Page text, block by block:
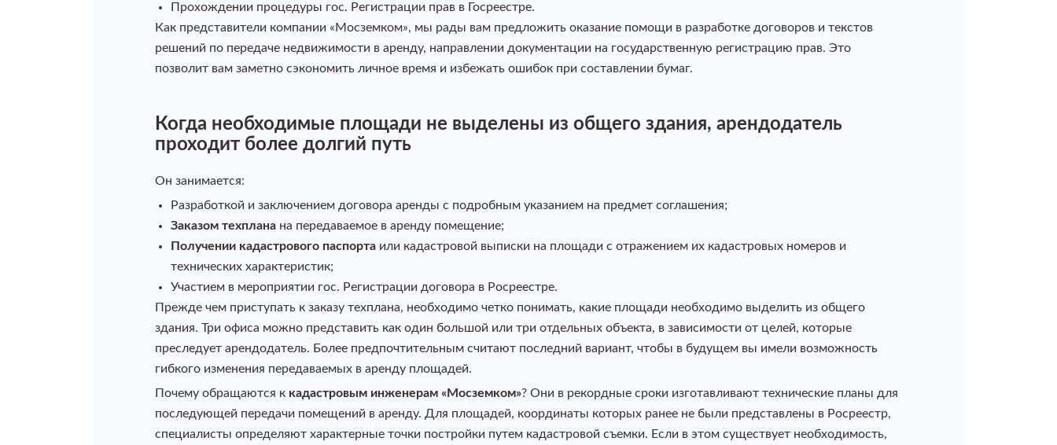
Прохождении процедуры гос. Регистрации прав в Госреестре.
Как представители компании «Мосземком», мы рады вам предложить оказание помощи в разработке договоров и текстов
решений по передаче недвижимости в аренду, направлении документации на государственную регистрацию прав. Это
позволит вам заметно сэкономить личное время и избежать ошибок при составлении бумаг.
Когда необходимые площади не выделены из общего здания, арендодатель
проходит более долгий путь
Он занимается:
Разработкой и заключением договора аренды с подробным указанием на предмет соглашения;
Заказом техплана на передаваемое в аренду помещение;
Получении кадастрового паспорта или кадастровой выписки на площади с отражением их кадастровых номеров и
технических характеристик;
Участием в мероприятии гос. Регистрации договора в Росреестре.
Прежде чем приступать к заказу техплана, необходимо четко понимать, какие площади необходимо выделить из общего
здания. Три офиса можно представить как один большой или три отдельных объекта, в зависимости от целей, которые
преследует арендодатель. Более предпочтительным считают последний вариант, чтобы в будущем вы имели возможность
гибкого изменения передаваемых в аренду площадей.
Почему обращаются к кадастровым инженерам «Мосземком»? Они в рекордные сроки изготавливают технические планы для
последующей передачи помещений в аренду. Для площадей, координаты которых ранее не были представлены в Росреестр,
специалисты определяют характерные точки постройки путем кадастровой съемки. Если в этом существует необходимость,